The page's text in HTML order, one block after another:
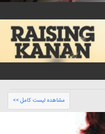
مشاهده لیست کامل >>